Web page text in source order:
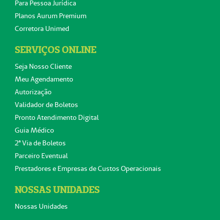
Para Pessoa Jurídica
Planos Aurum Premium
Corretora Unimed
SERVIÇOS ONLINE
Seja Nosso Cliente
Meu Agendamento
Autorização
Validador de Boletos
Pronto Atendimento Digital
Guia Médico
2ª Via de Boletos
Parceiro Eventual
Prestadores e Empresas de Custos Operacionais
NOSSAS UNIDADES
Nossas Unidades